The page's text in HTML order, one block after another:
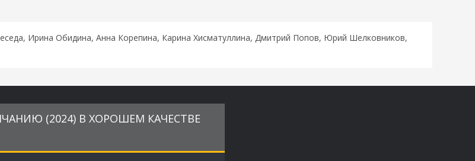
Ирина Обидина, Анна Корепина, Карина Хисматуллина, Дмитрий Попов, Юрий Шелковников,
(2024) В ХОРОШЕМ КАЧЕСТВЕ